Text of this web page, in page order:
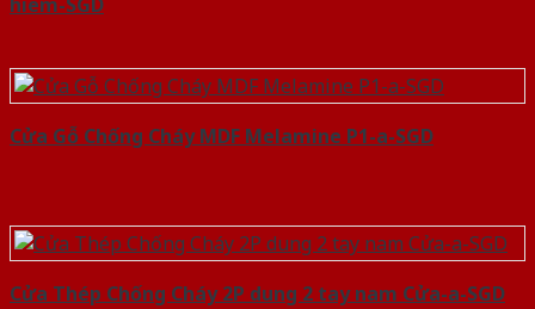
Cửa Gỗ Chống Cháy MDF Melamine P1-a-SGD
Cửa Thép Chống Cháy 2P dung 2 tay nam Cửa-a-SGD